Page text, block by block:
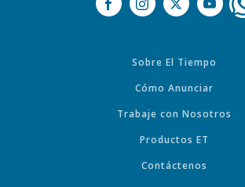
Sobre El Tiempo
Cómo Anunciar
Trabaje con Nosotros
Productos ET
Contáctenos